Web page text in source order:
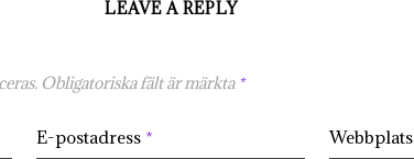
LEAVE A REPLY
Obligatoriska fält är märkta *
E-postadress * Webbplats